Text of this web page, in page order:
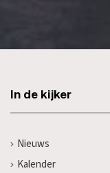
In de kijker
Nieuws
Kalender